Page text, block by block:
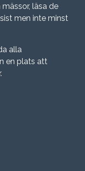
läsa de
men inte minst
alla
en plats att